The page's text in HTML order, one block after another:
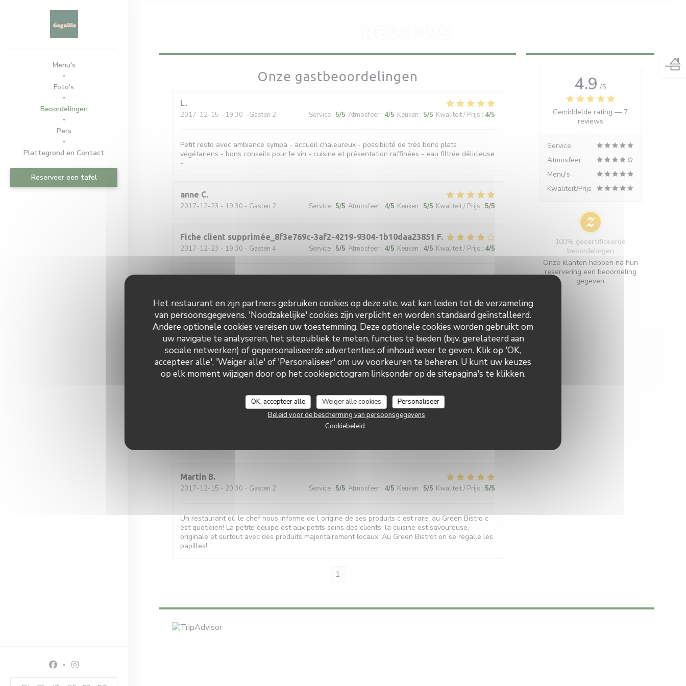
Het restaurant en zijn partners gebruiken cookies op deze site, wat kan leiden tot de verzameling
van persoonsgegevens. 'Noodzakelijke' cookies zijn verplicht en worden standaard geïnstalleerd.
Andere optionele cookies vereisen uw toestemming. Deze optionele cookies worden gebruikt om
uw navigatie te analyseren, het sitepubliek te meten, functies te bieden (bijv. gerelateerd aan
sociale netwerken) of gepersonaliseerde advertenties of inhoud weer te geven. Klik op 'OK,
accepteer alle', 'Weiger alle' of 'Personaliseer' om uw voorkeuren te beheren. U kunt uw keuzes
op elk moment wijzigen door op het cookiepictogram linksonder op de sitepagina's te klikken.
OK, accepteer alle Weiger alle cookies
Personaliseer
Beleid voor de bescherming van persoonsgegevens
Cookiebeleid
Menu's
Foto's
Beoordelingen
Pers
Plattegrond en Contact
Reserveer een tafel
Facebook ((opent in een nieuw venster))
Instagram ((opent in een nieuw venster))
Onze gastbeoordelingen
L
2017-12-15 - 19:30 - Gasten 2 Service : 5/5 Atmosfeer : 4/5 Keuken : 5/5 Kwaliteit / Prijs : 4/5
Petit resto avec ambiance sympa - accueil chaleureux - possibilité de très bons plats
végétariens - bons conseils pour le vin - cuisine et présentation raffinées - eau filtrée délicieuse
-
anne C
2017-12-23 - 19:30 - Gasten 2 Service : 5/5 Atmosfeer : 4/5 Keuken : 5/5 Kwaliteit / Prijs : 5/5
Fiche client supprimée_8f3e769c-3af2-4219-9304-1b10daa23851 F
2017-12-23 - 19:30 - Gasten 4 Service : 5/5 Atmosfeer : 4/5 Keuken : 4/5 Kwaliteit / Prijs : 4/5
2017-12-23- 19:00 - Gasten 2 Service /5 Atmosfeer /5 Keuken Kwaliteit / Prijs:
S
2017-12-23- 12:30 - Gasten 6 Service: 5/5 Atmosfeer: 5/5 Keuken: 5/5 Kwaliteit / Prijs:5 /5
- 19:00 - Gasten 2 Service:5/5 Atmosfeer:5 /5 Keuken:5/5 Kwaliteit / Prijs
Martin B
2017-12-15 - 20:30 - Gasten 2 Service : 5/5 Atmosfeer : 4/5 Keuken : 5/5 Kwaliteit / Prijs : 5/5
Un restaurant où le chef nous informe de l origine de ses produits c est rare, au Green Bistro c
est quotidien! La petite equipe est aux petits soins des clients, la cuisine est savoureuse,
originale et surtout avec des produits majoritairement locaux. Au Green Bistrot on se regalle les
papilles!
1
4.9 /5
Gemiddelde rating — 7
reviews
Service
Atmosfeer
Menu's
Kwaliteit/Prijs
100% gecertificeerde
beoordelingen
Onze klanten hebben na hun
reservering een beoordeling
gegeven